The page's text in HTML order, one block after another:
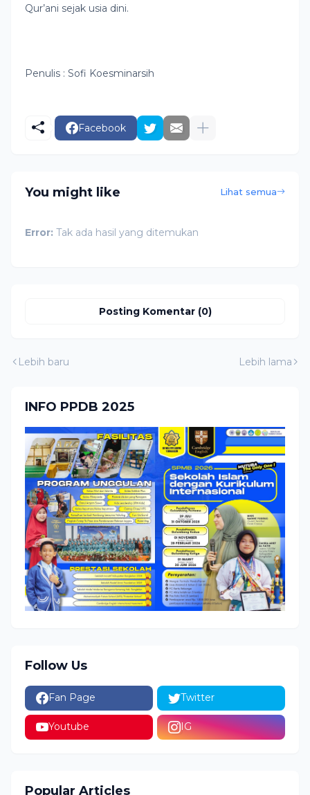
Qur’ani sejak usia dini.
Penulis : Sofi Koesminarsih
Facebook
You might like Lihat semua
Error: Tak ada hasil yang ditemukan
Posting Komentar (0)
Lebih baru Lebih lama
INFO PPDB 2025
Follow Us
Fan Page Twitter
Youtube IG
Popular Articles